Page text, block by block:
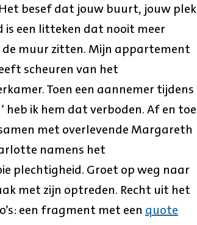
besef dat jouw buurt, jouw plek
een litteken dat nooit meer
muur zitten. Mijn appartement
scheuren van het
Toen een aannemer tijdens
heb ik hem dat verboden. Af en toe
met overlevende Margareth
namens het
plechtigheid. Groet op weg naar
met zijn optreden. Recht uit het
een fragment met een quote